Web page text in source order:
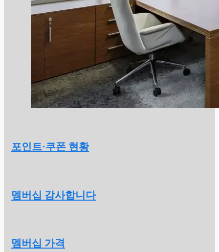
포인트·쿠폰 현황
멤버십 감사합니다
멤버십 가격